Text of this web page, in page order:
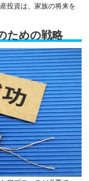
投資は、家族の将来を
ための戦略